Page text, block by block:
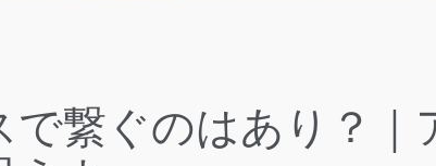
繋ぐのはあり？